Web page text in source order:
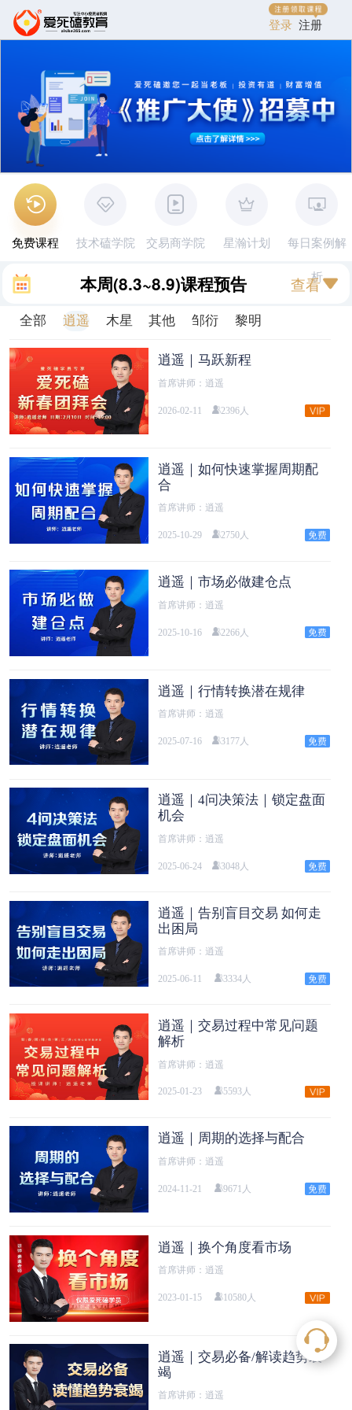
登录 注册
免费课程 技术磕学院 交易商学院 星瀚计划 每日案例解
析
本周(8.3~8.9)课程预告 查看
全部 逍遥 木星 其他 邹衍 黎明
逍遥｜马跃新程
首席讲师：逍遥
2026-02-11 2396人
逍遥｜如何快速掌握周期配
合
首席讲师：逍遥
2025-10-29 2750人
逍遥｜市场必做建仓点
首席讲师：逍遥
2025-10-16 2266人
逍遥｜行情转换潜在规律
首席讲师：逍遥
2025-07-16 3177人
逍遥｜4问决策法｜锁定盘面
机会
首席讲师：逍遥
2025-06-24 3048人
逍遥｜告别盲目交易 如何走
出困局
首席讲师：逍遥
2025-06-11 3334人
逍遥｜交易过程中常见问题
解析
首席讲师：逍遥
2025-01-23 5593人
逍遥｜周期的选择与配合
首席讲师：逍遥
2024-11-21 9671人
逍遥｜换个角度看市场
首席讲师：逍遥
2023-01-15 10580人
逍遥｜交易必备/解读趋势衰
竭
首席讲师：逍遥